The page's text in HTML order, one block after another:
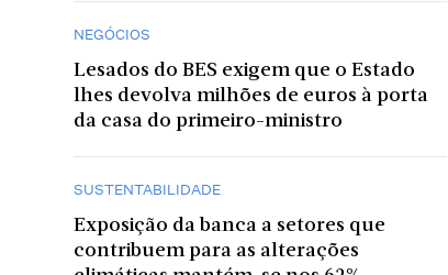
NEGÓCIOS
Lesados do BES exigem que o Estado
lhes devolva milhões de euros à porta
da casa do primeiro-ministro
SUSTENTABILIDADE
Exposição da banca a setores que
contribuem para as alterações